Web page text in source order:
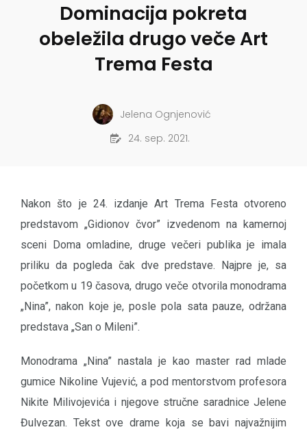
Dominacija pokreta
obeležila drugo veče Art
Trema Festa
Jelena Ognjenović
24. sep. 2021.
Nakon što je 24. izdanje Art Trema Festa otvoreno
predstavom „Gidionov čvor” izvedenom na kamernoj
sceni Doma omladine, druge večeri publika je imala
priliku da pogleda čak dve predstave. Najpre je, sa
početkom u 19 časova, drugo veče otvorila monodrama
„Nina”, nakon koje je, posle pola sata pauze, održana
predstava „San o Mileni”.
Monodrama „Nina” nastala je kao master rad mlade
gumice Nikoline Vujević, a pod mentorstvom profesora
Nikite Milivojevića i njegove stručne saradnice Jelene
Đulvezan. Tekst ove drame koja se bavi najvažnijim